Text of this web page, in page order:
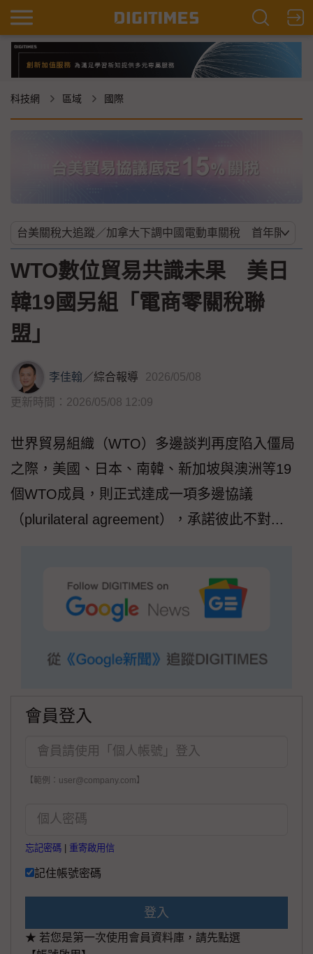
科技網 區域 國際
WTO數位貿易共識未果 美日
韓19國另組「電商零關稅聯
盟」
李佳翰／綜合報導 2026/05/08
更新時間：2026/05/08 12:09
世界貿易組織（WTO）多邊談判再度陷入僵局
之際，美國、日本、南韓、新加坡與澳洲等19
個WTO成員，則正式達成一項多邊協議
（plurilateral agreement），承諾彼此不對...
會員登入
【範例：user@company.com】
忘記密碼 重寄啟用信
記住帳號密碼
登入
★ 若您是第一次使用會員資料庫，請先點選